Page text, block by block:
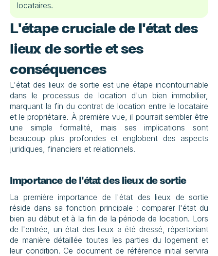
locataires.
L'étape cruciale de l'état des
lieux de sortie et ses
conséquences
L'état des lieux de sortie est une étape incontournable
dans le processus de location d'un bien immobilier,
marquant la fin du contrat de location entre le locataire
et le propriétaire. À première vue, il pourrait sembler être
une simple formalité, mais ses implications sont
beaucoup plus profondes et englobent des aspects
juridiques, financiers et relationnels.
Importance de l'état des lieux de sortie
La première importance de l'état des lieux de sortie
réside dans sa fonction principale : comparer l'état du
bien au début et à la fin de la période de location. Lors
de l'entrée, un état des lieux a été dressé, répertoriant
de manière détaillée toutes les parties du logement et
leur condition. Ce document de référence initial servira